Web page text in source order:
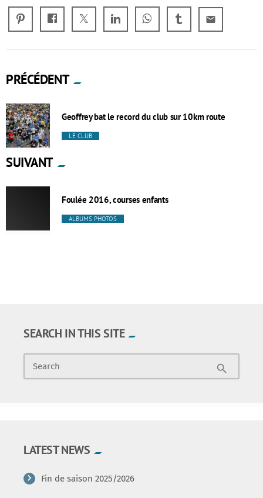
email
PRÉCÉDENT
Geoffrey bat le record du club sur 10km route
LE CLUB
SUIVANT
Foulée 2016, courses enfants
ALBUMS PHOTOS
SEARCH IN THIS SITE
Search search
LATEST NEWS
Fin de saison 2025/2026